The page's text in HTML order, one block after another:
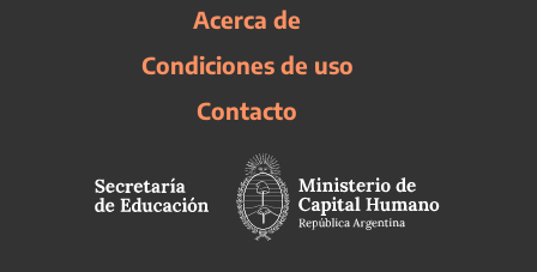
Acerca de
Condiciones de uso
Contacto